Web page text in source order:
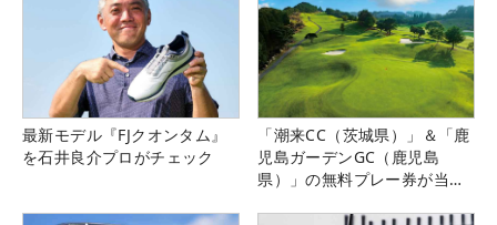
最新モデル『FJクオンタム』
を石井良介プロがチェック
「潮来CC（茨城県）」＆「鹿
児島ガーデンGC（鹿児島
県）」の無料プレー券が当た